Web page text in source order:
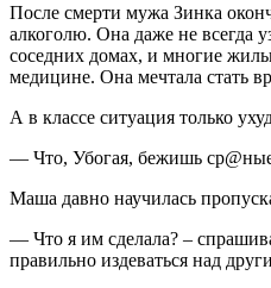
После смерти мужа Зинка
алкоголю. Она даже не всегда
соседних домах, и многие
медицине. Она мечтала стать
А в классе ситуация только
— Что, Убогая, бежишь ср@ные
Маша давно научилась
— Что я им сделала? –
правильно издеваться над